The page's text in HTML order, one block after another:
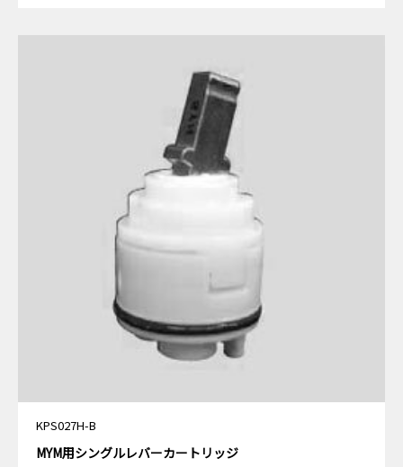
KPS027H-B
MYM用シングルレバーカートリッジ